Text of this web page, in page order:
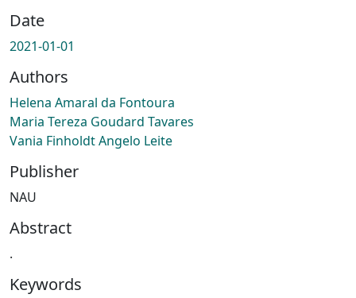
Date
2021-01-01
Authors
Helena Amaral da Fontoura
Maria Tereza Goudard Tavares
Vania Finholdt Angelo Leite
Publisher
NAU
Abstract
.
Keywords